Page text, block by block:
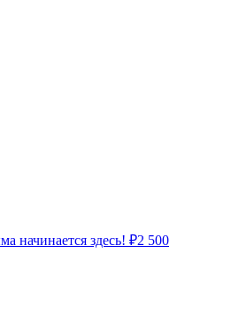
начинается здесь! ₽2 500